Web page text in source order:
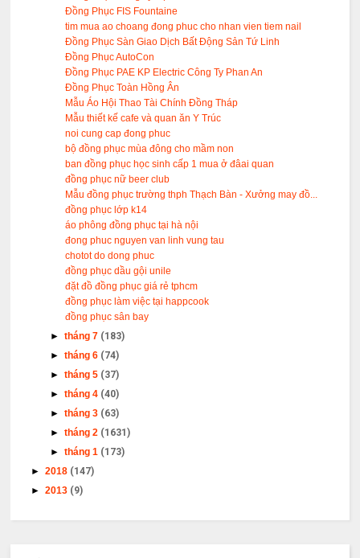
Đồng Phục FIS Fountaine
tim mua ao choang đong phuc cho nhan vien tiem nail
Đồng Phục Sàn Giao Dịch Bất Động Sản Tứ Linh
Đồng Phục AutoCon
Đồng Phục PAE KP Electric Công Ty Phan An
Đồng Phục Toàn Hồng Ân
Mẫu Áo Hội Thao Tài Chính Đồng Tháp
Mẫu thiết kế cafe và quan ăn Y Trúc
noi cung cap đong phuc
bộ đồng phục mùa đông cho mầm non
ban đồng phục học sinh cấp 1 mua ở đâai quan
đồng phục nữ beer club
Mẫu đồng phục trường thph Thạch Bàn - Xưởng may đồ...
đồng phục lớp k14
áo phông đồng phục tại hà nội
đong phuc nguyen van linh vung tau
chotot do dong phuc
đồng phục dầu gội unile
đặt đồ đồng phục giá rẻ tphcm
đồng phục làm việc tại happcook
đồng phục sân bay
►tháng 7 (183)
►tháng 6 (74)
►tháng 5 (37)
►tháng 4 (40)
►tháng 3 (63)
►tháng 2 (1631)
►tháng 1 (173)
►2018 (147)
►2013 (9)